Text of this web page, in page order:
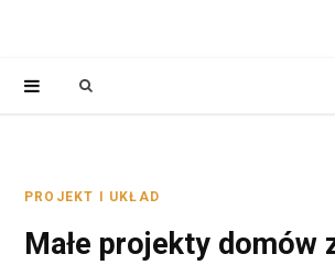
a
PROJEKT I UKŁAD
Małe projekty domów